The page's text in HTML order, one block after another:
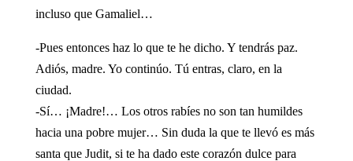
incluso que Gamaliel…
-Pues entonces haz lo que te he dicho. Y tendrás paz.
Adiós, madre. Yo continúo. Tú entras, claro, en la
ciudad.
-Sí… ¡Madre!… Los otros rabíes no son tan humildes
hacia una pobre mujer… Sin duda la que te llevó es más
santa que Judit, si te ha dado este corazón dulce para